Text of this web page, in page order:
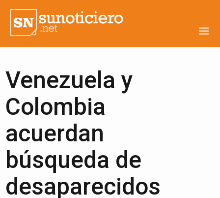
Venezuela y
Colombia
acuerdan
búsqueda de
desaparecidos